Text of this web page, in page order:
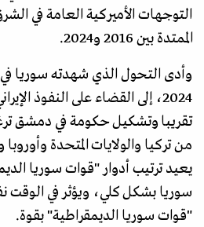
التوجهات الأميركية العامة في
الممتدة بين 2016 و2024.
وأدى التحول الذي شهدته سوريا
2024، إلى القضاء على النفوذ
تقريبا وتشكيل حكومة في دمشق
من تركيا والولايات المتحدة
يعيد ترتيب أدوار "قوات سوريا
سوريا بشكل كلي، ويؤثر في
"قوات سوريا الديمقراطية" بقوة.